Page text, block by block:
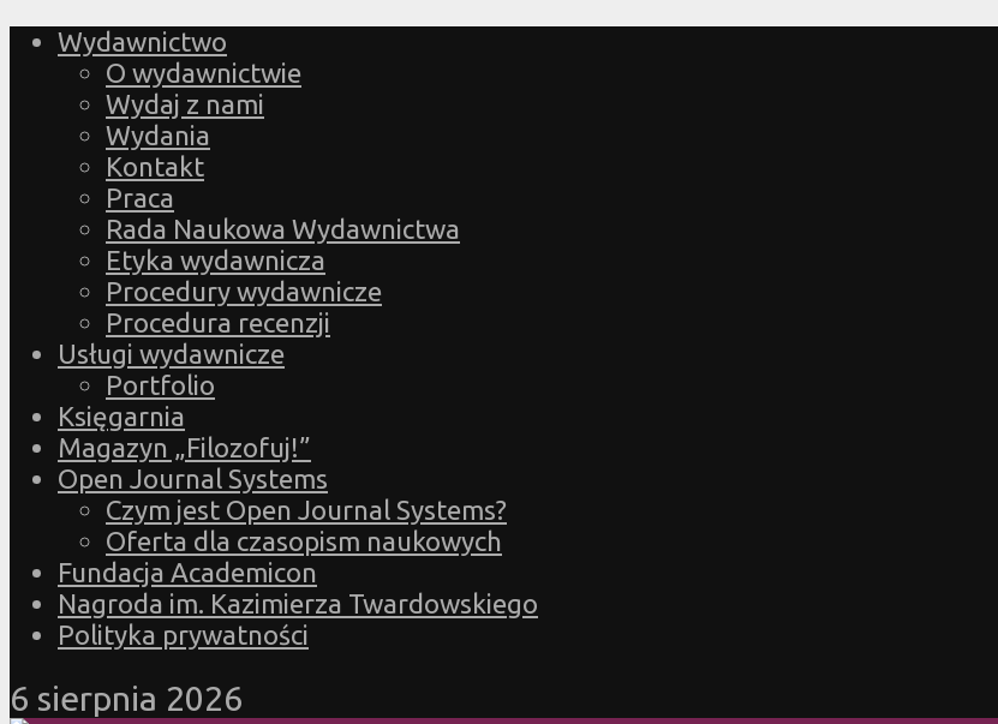
Wydawnictwo
O wydawnictwie
Wydaj z nami
Wydania
Kontakt
Praca
Rada Naukowa Wydawnictwa
Etyka wydawnicza
Procedury wydawnicze
Procedura recenzji
Usługi wydawnicze
Portfolio
Księgarnia
Magazyn „Filozofuj!”
Open Journal Systems
Czym jest Open Journal Systems?
Oferta dla czasopism naukowych
Fundacja Academicon
Nagroda im. Kazimierza Twardowskiego
Polityka prywatności
6 sierpnia 2026